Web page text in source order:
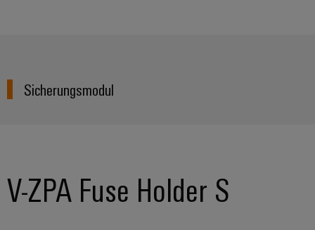
Sicherungsmodul
V-ZPA Fuse Holder S